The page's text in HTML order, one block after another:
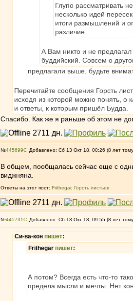
Глупо рассматривать
несколько идей
итоги размышлений и
различие.
А Вам никто и не предлагал
буддийский. Совсем о
предлагали выше. будьте
Перечитайте сообщения Горсть
исходя из которой можно понять, о
и ответы, к которым пришёл Будда.
Спасибо. Как же я раньше об этом не
№445699 Добавлено: Сб 13 Окт 18, 00:26 (8 лет
В общем, пообщалась сейчас еще с
виджняна.
Ответы на этот пост: Frithegar, Горсть листьев
№445731 Добавлено: Сб 13 Окт 18, 09:55 (8 лет
Си-ва-кон пишет:
Frithegar пишет:
А потом? Всегда есть что-то
предела мысли и мечты. Нет